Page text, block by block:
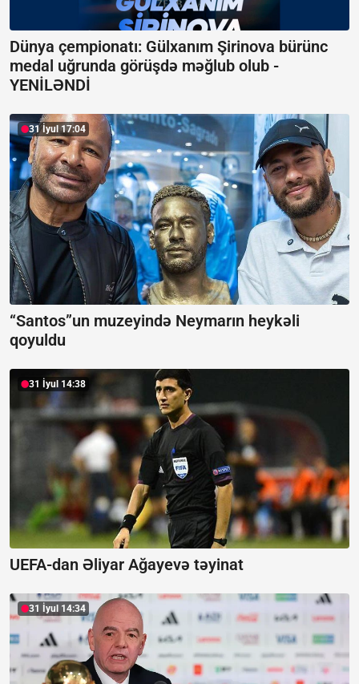
Dünya çempionatı: Gülxanım Şirinova bürünc
medal uğrunda görüşdə məğlub olub -
YENİLƏNDİ
31 İyul 17:04
“Santos”un muzeyində Neymarın heykəli
qoyuldu
31 İyul 14:38
UEFA-dan Əliyar Ağayevə təyinat
31 İyul 14:34